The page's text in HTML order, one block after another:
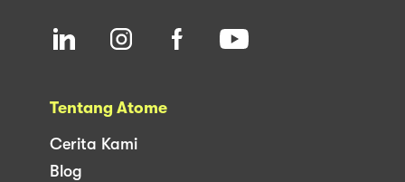
Tentang Atome
Cerita Kami
Blog